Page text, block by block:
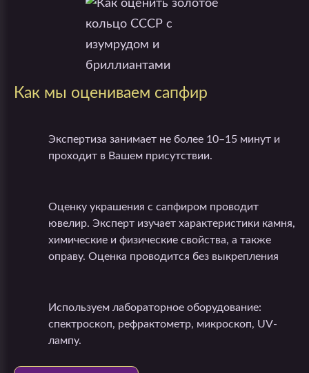
Как мы оцениваем сапфир
Экспертиза занимает не более 10–15 минут и
проходит в Вашем присутствии.
Оценку украшения с сапфиром проводит
ювелир. Эксперт изучает характеристики камня,
химические и физические свойства, а также
оправу. Оценка проводится без выкрепления
Используем лабораторное оборудование:
спектроскоп, рефрактометр, микроскоп, UV-
лампу.